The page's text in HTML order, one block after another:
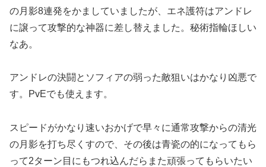
の月影8連発をかましていましたが、エネ護符はアンドレ
に譲って攻撃的な神器に差し替えました。秘術指輪ほしい
なあ。
アンドレの決闘とソフィアの弱った敵狙いはかなり凶悪で
す。PvEでも使えます。
スピードがかなり速いおかげで早々に通常攻撃からの清光
の月影を打ち尽くすので、その後は青瓷の的になってもら
って2ターン目にもつれ込んだらまた頑張ってもらいたい